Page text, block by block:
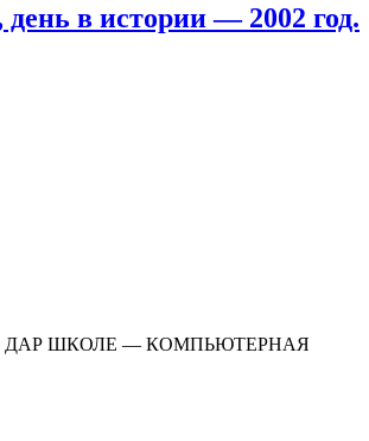
день в истории — 2002 год.
ДАР ШКОЛЕ — КОМПЬЮТЕРНАЯ